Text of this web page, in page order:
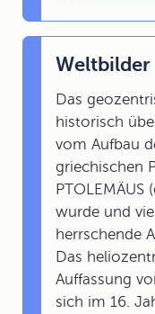
Weltbilder
Das
historisch
vom Aufbau
griechischen
PTOLEMÄUS
wurde und
herrschende
Das
Auffassung
sich im 16.